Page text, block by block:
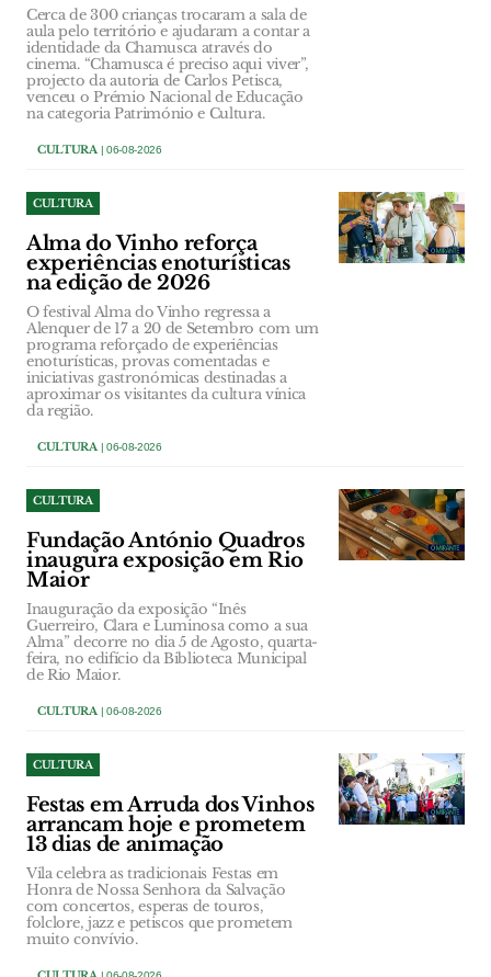
Cerca de 300 crianças trocaram a sala de
aula pelo território e ajudaram a contar a
identidade da Chamusca através do
cinema. “Chamusca é preciso aqui viver”,
projecto da autoria de Carlos Petisca,
venceu o Prémio Nacional de Educação
na categoria Património e Cultura.
CULTURA| 06-08-2026
CULTURA
Alma do Vinho reforça
experiências enoturísticas
na edição de 2026
O festival Alma do Vinho regressa a
Alenquer de 17 a 20 de Setembro com um
programa reforçado de experiências
enoturísticas, provas comentadas e
iniciativas gastronómicas destinadas a
aproximar os visitantes da cultura vínica
da região.
CULTURA| 06-08-2026
CULTURA
Fundação António Quadros
inaugura exposição em Rio
Maior
Inauguração da exposição “Inês
Guerreiro, Clara e Luminosa como a sua
Alma” decorre no dia 5 de Agosto, quarta-
feira, no edifício da Biblioteca Municipal
de Rio Maior.
CULTURA| 06-08-2026
CULTURA
Festas em Arruda dos Vinhos
arrancam hoje e prometem
13 dias de animação
Vila celebra as tradicionais Festas em
Honra de Nossa Senhora da Salvação
com concertos, esperas de touros,
folclore, jazz e petiscos que prometem
muito convívio.